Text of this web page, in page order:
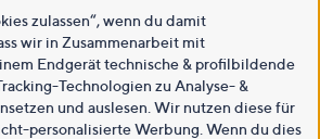
zulassen“, wenn du damit
wir in Zusammenarbeit mit
Endgerät technische & profilbildende
Technologien zu Analyse- &
und auslesen. Wir nutzen diese für
personalisierte Werbung. Wenn du dies